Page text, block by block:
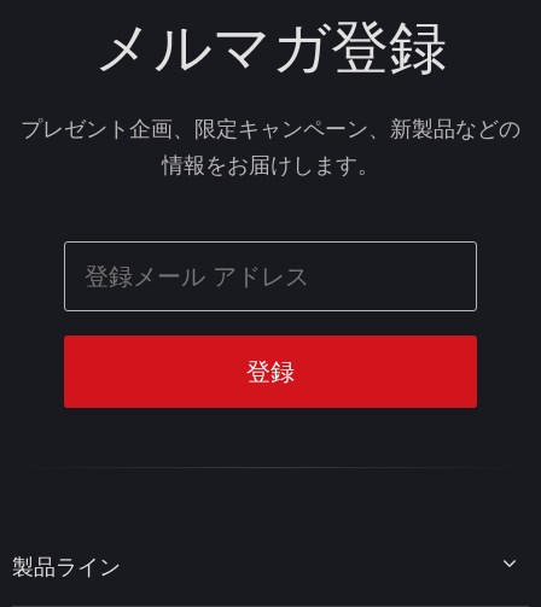
メルマガ登録
プレゼント企画、限定キャンペーン、新製品などの
情報をお届けします。
製品ライン